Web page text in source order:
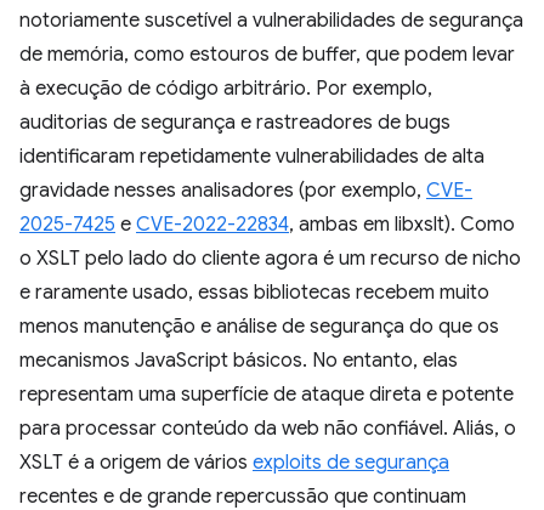
notoriamente suscetível a vulnerabilidades de segurança
de memória, como estouros de buffer, que podem levar
à execução de código arbitrário. Por exemplo,
auditorias de segurança e rastreadores de bugs
identificaram repetidamente vulnerabilidades de alta
gravidade nesses analisadores (por exemplo, CVE-
2025-7425 e CVE-2022-22834, ambas em libxslt). Como
o XSLT pelo lado do cliente agora é um recurso de nicho
e raramente usado, essas bibliotecas recebem muito
menos manutenção e análise de segurança do que os
mecanismos JavaScript básicos. No entanto, elas
representam uma superfície de ataque direta e potente
para processar conteúdo da web não confiável. Aliás, o
XSLT é a origem de vários exploits de segurança
recentes e de grande repercussão que continuam